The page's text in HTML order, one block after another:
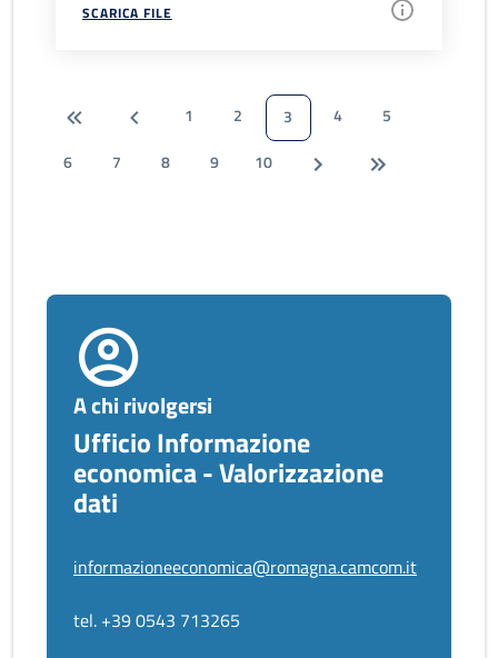
SCARICA FILE
1 2 3 4
5
6
7 8 9 10
A chi rivolgersi
Ufficio Informazione
economica - Valorizzazione
dati
informazioneeconomica@romagna.camcom.it
tel. +39 0543 713265